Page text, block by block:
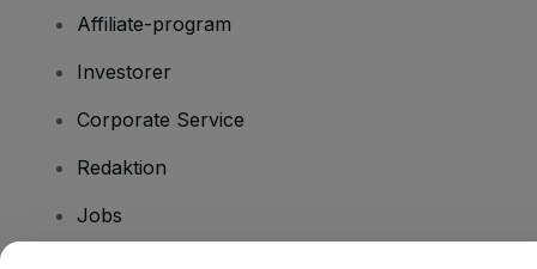
Affiliate-program
Investorer
Corporate Service
Redaktion
Jobs